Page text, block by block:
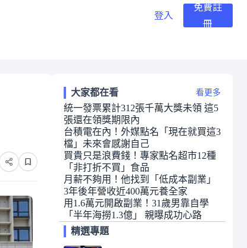
登入
免費註
冊
大家都在看 看更多
統一發票累計312張千萬大獎未領 這5
張還在領獎期限內
台積電在內！外媒點名「現在就買這3
檔」未來會感謝自己
買貴只是浪費錢！專家點名超市12種
「非打折不買」食品
月薪不夠用！他找到「低成本副業」
3年後年營收近400萬元養全家
用1.6萬元開啟副業！31歲男靠自學
「半年海撈1.3億」 親曝成功心路
精選專題